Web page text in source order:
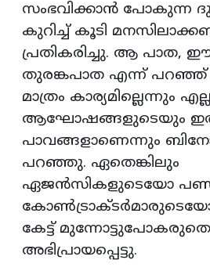
സംഭവിക്കാന്‍ പോകുന്ന
കുറിച്ച് കൂടി
പ്രതികരിച്ചു. ആ പാത,
തുരങ്കപാത എന്ന് പറഞ്ഞ്
മാത്രം കാര്യമില്ലെന്നും
ആഘോഷങ്ങളുടെയും
പാവങ്ങളാണെന്നും
പറഞ്ഞു. ഏതെങ്കിലും
ഏജന്‍സികളുടെയോ
കോണ്‍ട്രാക്ടര്‍മാരുടെയോ
കേട്ട്
അഭിപ്രായപ്പെട്ടു.